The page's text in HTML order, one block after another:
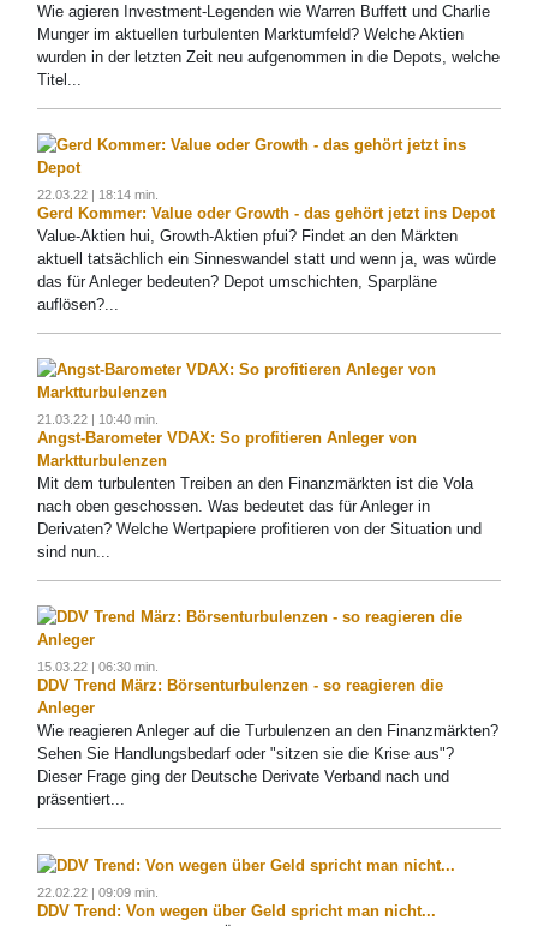
Wie agieren Investment-Legenden wie Warren Buffett und Charlie
Munger im aktuellen turbulenten Marktumfeld? Welche Aktien
wurden in der letzten Zeit neu aufgenommen in die Depots, welche
Titel...
22.03.22 | 18:14 min.
Gerd Kommer: Value oder Growth - das gehört jetzt ins Depot
Value-Aktien hui, Growth-Aktien pfui? Findet an den Märkten
aktuell tatsächlich ein Sinneswandel statt und wenn ja, was würde
das für Anleger bedeuten? Depot umschichten, Sparpläne
auflösen?...
21.03.22 | 10:40 min.
Angst-Barometer VDAX: So profitieren Anleger von
Marktturbulenzen
Mit dem turbulenten Treiben an den Finanzmärkten ist die Vola
nach oben geschossen. Was bedeutet das für Anleger in
Derivaten? Welche Wertpapiere profitieren von der Situation und
sind nun...
15.03.22 | 06:30 min.
DDV Trend März: Börsenturbulenzen - so reagieren die
Anleger
Wie reagieren Anleger auf die Turbulenzen an den Finanzmärkten?
Sehen Sie Handlungsbedarf oder "sitzen sie die Krise aus"?
Dieser Frage ging der Deutsche Derivate Verband nach und
präsentiert...
22.02.22 | 09:09 min.
DDV Trend: Von wegen über Geld spricht man nicht...